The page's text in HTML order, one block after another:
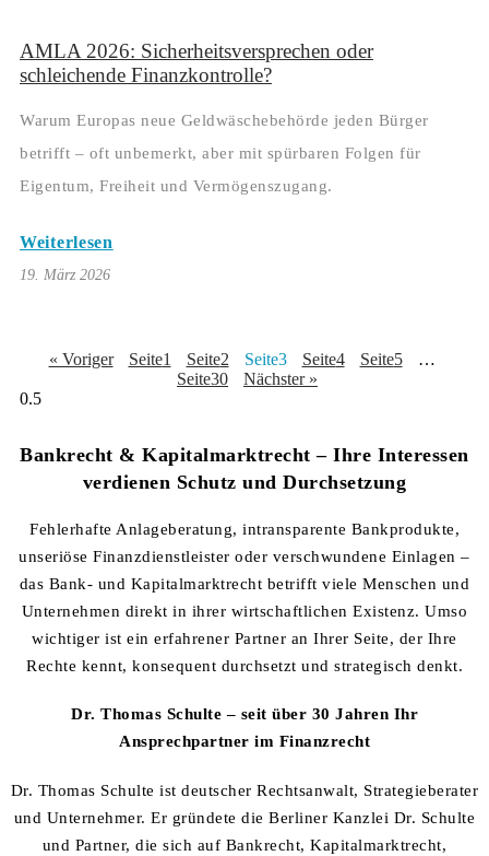
AMLA 2026: Sicherheitsversprechen oder
schleichende Finanzkontrolle?
Warum Europas neue Geldwäschebehörde jeden Bürger
betrifft – oft unbemerkt, aber mit spürbaren Folgen für
Eigentum, Freiheit und Vermögenszugang.
Weiterlesen
19. März 2026
« Voriger Seite1 Seite2 Seite3 Seite4 Seite5
…
Seite30 Nächster »
Bankrecht & Kapitalmarktrecht – Ihre Interessen
verdienen Schutz und Durchsetzung
Fehlerhafte Anlageberatung, intransparente Bankprodukte,
unseriöse Finanzdienstleister oder verschwundene Einlagen –
das Bank- und Kapitalmarktrecht betrifft viele Menschen und
Unternehmen direkt in ihrer wirtschaftlichen Existenz. Umso
wichtiger ist ein erfahrener Partner an Ihrer Seite, der Ihre
Rechte kennt, konsequent durchsetzt und strategisch denkt.
Dr. Thomas Schulte – seit über 30 Jahren Ihr
Ansprechpartner im Finanzrecht
Dr. Thomas Schulte ist deutscher Rechtsanwalt, Strategieberater
und Unternehmer. Er gründete die Berliner Kanzlei Dr. Schulte
und Partner, die sich auf Bankrecht, Kapitalmarktrecht,